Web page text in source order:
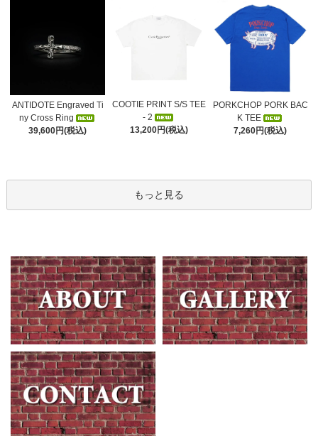
ANTIDOTE Engraved Ti
ny Cross Ring
39,600円(税込)
COOTIE PRINT S/S TEE
- 2
13,200円(税込)
PORKCHOP PORK BAC
K TEE
7,260円(税込)
もっと見る